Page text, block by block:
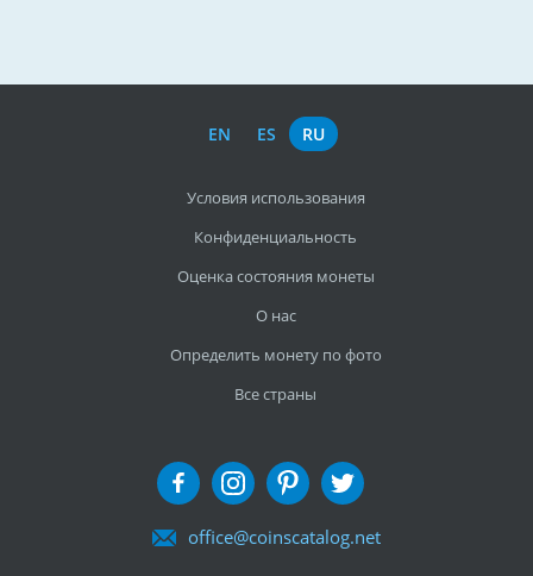
EN ES RU
Условия использования
Конфиденциальность
Оценка состояния монеты
О нас
Определить монету по фото
Все страны
office@coinscatalog.net